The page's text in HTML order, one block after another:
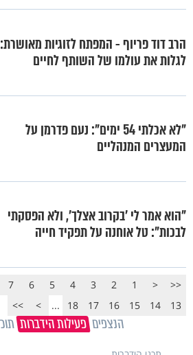
הרב דוד פריוף - המפתח לזוגיות מאושרת:
לגלות את עולמו של השותף לחיים
"לא אכלתי 54 ימים": נעם פדרמן על
המעצרים המנהליים
"הוא אמר לי 'בקרוב אצלך', ולא הפסקתי
לבכות": טל אוחנה על תפקיד חייה
<<
<
1
2
3
4
5
6
7
13
14
15
16
17
18
...
>
>>
הנצפים פעילות הידברות